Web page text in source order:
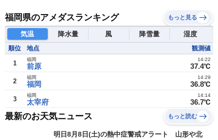
福岡県のアメダスランキング もっと見る
気温 降水量 風 降雪量 湿度
順位 地点 観測値
1 前原
福岡
37.4℃
14:22
2 福岡
福岡
36.8℃
14:29
3 太宰府
福岡
36.7℃
14:14
最新のお天気ニュース もっと読む
明日8月8日(土)の熱中症警戒アラート 山形や北